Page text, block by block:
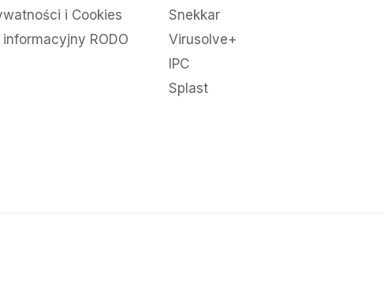
i Cookies
RODO
Snekkar
Virusolve+
IPC
Splast